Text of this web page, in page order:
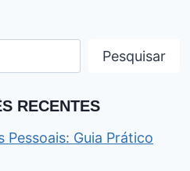
Pesquisar
RECENTES
Pessoais: Guia Prático